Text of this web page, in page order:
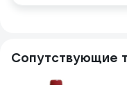
Сопутствующие